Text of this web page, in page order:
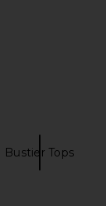
Bustier Tops